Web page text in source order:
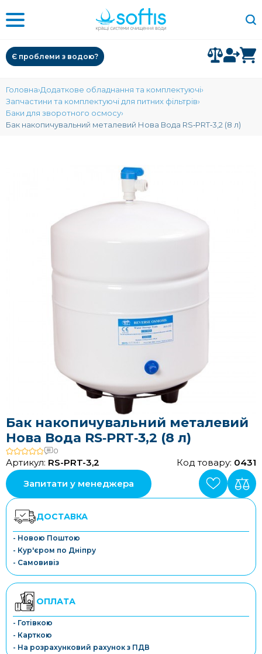
Є проблеми з водою?
Головна Додаткове обладнання та комплектуючі
Запчастини та комплектуючі для питних фільтрів
Баки для зворотного осмосу
Бак накопичувальний металевий Нова Вода RS‑PRT‑3,2 (8 л)
Бак накопичувальний металевий
Нова Вода RS‑PRT‑3,2 (8 л)
0
Артикул: RS-PRT-3,2 Код товару: 0431
Запитати у менеджера
ДОСТАВКА
- Новою Поштою
- Кур'єром по Дніпру
- Самовивіз
ОПЛАТА
- Готівкою
- Карткою
- На розрахунковий рахунок з ПДВ